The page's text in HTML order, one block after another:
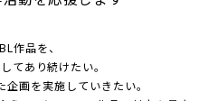
作品を、
てあり続けたい。
画を実施していきたい。